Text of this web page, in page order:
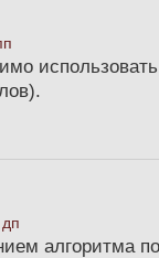
алгоритма